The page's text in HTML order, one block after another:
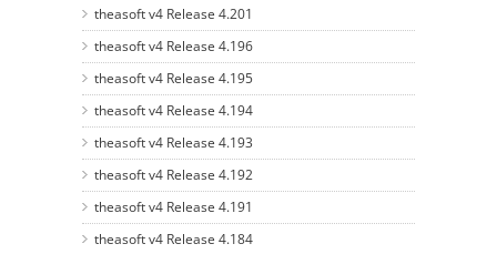
theasoft v4 Release 4.201
theasoft v4 Release 4.196
theasoft v4 Release 4.195
theasoft v4 Release 4.194
theasoft v4 Release 4.193
theasoft v4 Release 4.192
theasoft v4 Release 4.191
theasoft v4 Release 4.184